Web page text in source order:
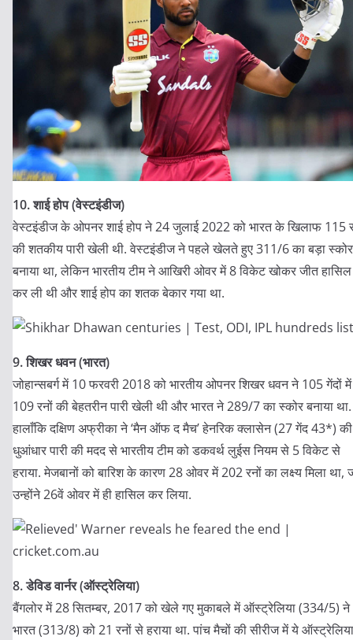
10. शाई होप (वेस्टइंडीज)
वेस्टइंडीज के ओपनर शाई होप ने 24 जुलाई 2022 को भारत के खिलाफ 115
की शतकीय पारी खेली थी. वेस्टइंडीज ने पहले खेलते हुए 311/6 का बड़ा स्कोर
बनाया था, लेकिन भारतीय टीम ने आखिरी ओवर में 8 विकेट खोकर जीत हासिल
कर ली थी और शाई होप का शतक बेकार गया था.
9. शिखर धवन (भारत)
जोहान्सबर्ग में 10 फरवरी 2018 को भारतीय ओपनर शिखर धवन ने 105 गेंदों में
109 रनों की बेहतरीन पारी खेली थी और भारत ने 289/7 का स्कोर बनाया था.
हालाँकि दक्षिण अफ्रीका ने ‘मैन ऑफ द मैच’ हेनरिक क्लासेन (27 गेंद 43*) की
धुआंधार पारी की मदद से भारतीय टीम को डकवर्थ लुईस नियम से 5 विकेट से
हराया. मेजबानों को बारिश के कारण 28 ओवर में 202 रनों का लक्ष्य मिला था,
उन्होंने 26वें ओवर में ही हासिल कर लिया.
8. डेविड वार्नर (ऑस्ट्रेलिया)
बैंगलोर में 28 सितम्बर, 2017 को खेले गए मुकाबले में ऑस्ट्रेलिया (334/5) ने
भारत (313/8) को 21 रनों से हराया था. पांच मैचों की सीरीज में ये ऑस्ट्रेलिया